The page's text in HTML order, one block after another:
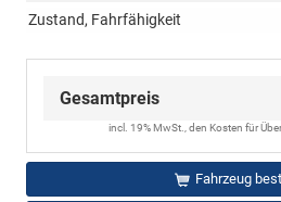
Zustand, Fahrfähigkeit
Gesamtpreis
incl. 19% MwSt., den Kosten für
Fahrzeug